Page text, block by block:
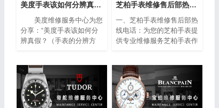
美度手表该如何分辨真假？（手表的分辨方法）
美度维修服务中心为您
分享：“美度手表该如何分
辨真假？（手表的分辨方
精湛的工艺和高品质的材料
而闻名于世。然而，随着假
冒产品的泛滥，如何准确鉴
别美度手表的真伪成为许多
芝柏手表维修售后部热线电话(专业芝柏手表维修服务，售后热线24小时为您解答)
一、芝柏手表维修售后部热
线电话：为您的芝柏手表提
供专业维修服务芝柏手表作
全球消费者的青睐。然而，
即使是最优质的手表也无法
避免出现故障或需要保养的
情况。在这种情况下，芝柏